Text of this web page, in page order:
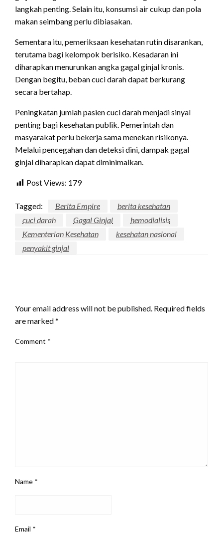
langkah penting. Selain itu, konsumsi air cukup dan pola
makan seimbang perlu dibiasakan.
Sementara itu, pemeriksaan kesehatan rutin disarankan,
terutama bagi kelompok berisiko. Kesadaran ini
diharapkan menurunkan angka gagal ginjal kronis.
Dengan begitu, beban cuci darah dapat berkurang
secara bertahap.
Peningkatan jumlah pasien cuci darah menjadi sinyal
penting bagi kesehatan publik. Pemerintah dan
masyarakat perlu bekerja sama menekan risikonya.
Melalui pencegahan dan deteksi dini, dampak gagal
ginjal diharapkan dapat diminimalkan.
Post Views: 179
Tagged: Berita Empire
berita kesehatan
cuci darah
Gagal Ginjal
hemodialisis
Kementerian Kesehatan
kesehatan nasional
penyakit ginjal
Your email address will not be published. Required fields
are marked*
Comment *
Name *
Email *